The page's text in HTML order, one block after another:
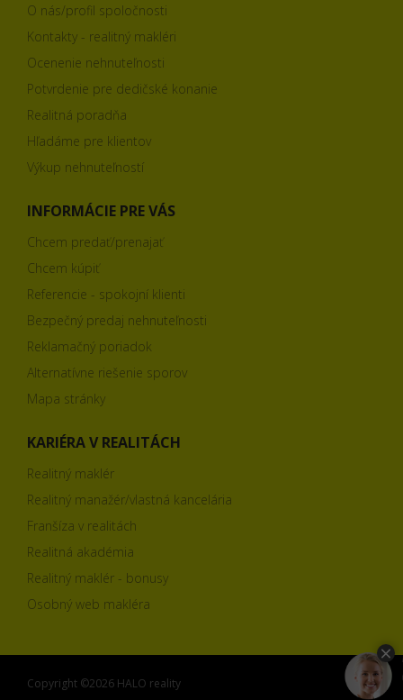
O nás/profil spoločnosti
Kontakty - realitný makléri
Ocenenie nehnuteľnosti
Potvrdenie pre dedičské konanie
Realitná poradňa
Hľadáme pre klientov
Výkup nehnuteľností
INFORMÁCIE PRE VÁS
Chcem predať/prenajať
Chcem kúpiť
Referencie - spokojní klienti
Bezpečný predaj nehnuteľnosti
Reklamačný poriadok
Alternatívne riešenie sporov
Mapa stránky
KARIÉRA V REALITÁCH
Realitný maklér
Realitný manažér/vlastná kancelária
Franšíza v realitách
Realitná akadémia
Realitný maklér - bonusy
Osobný web makléra
Copyright ©2026 HALO reality